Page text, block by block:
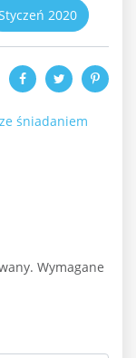
2020
śniadaniem
Wymagane